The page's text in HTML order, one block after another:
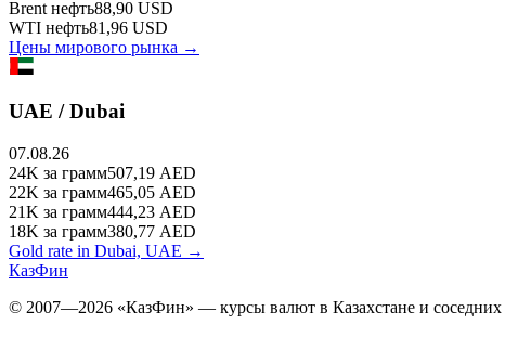
Brent нефть88,90 USD
WTI нефть81,96 USD
Цены мирового рынка →
UAE / Dubai
07.08.26
24K за грамм507,19 AED
22K за грамм465,05 AED
21K за грамм444,23 AED
18K за грамм380,77 AED
Gold rate in Dubai, UAE →
КазФин
© 2007—2026 «КазФин» — курсы валют в Казахстане и соседних